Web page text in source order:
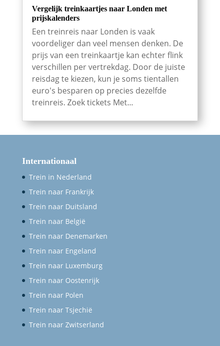
Vergelijk treinkaartjes naar Londen met
prijskalenders
Een treinreis naar Londen is vaak
voordeliger dan veel mensen denken. De
prijs van een treinkaartje kan echter flink
verschillen per vertrekdag. Door de juiste
reisdag te kiezen, kun je soms tientallen
euro's besparen op precies dezelfde
treinreis. Zoek tickets Met...
Internationaal
Trein in Nederland
Trein naar Frankrijk
Trein naar Duitsland
Trein naar België
Trein naar Denemarken
Trein naar Engeland
Trein naar Luxemburg
Trein naar Oostenrijk
Trein naar Polen
Trein naar Tsjechië
Trein naar Zwitserland